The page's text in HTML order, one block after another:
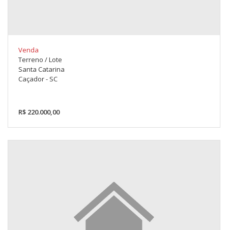
Venda
Terreno / Lote
Santa Catarina
Caçador - SC
R$ 220.000,00